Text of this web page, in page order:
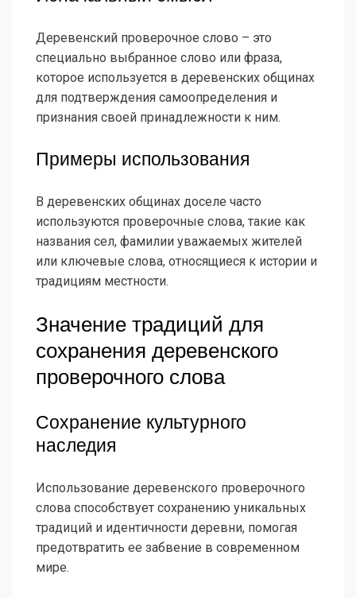
Деревенский проверочное слово – это
специально выбранное слово или фраза,
которое используется в деревенских общинах
для подтверждения самоопределения и
признания своей принадлежности к ним.
Примеры использования
В деревенских общинах доселе часто
используются проверочные слова, такие как
названия сел, фамилии уважаемых жителей
или ключевые слова, относящиеся к истории и
традициям местности.
Значение традиций для
сохранения деревенского
проверочного слова
Сохранение культурного
наследия
Использование деревенского проверочного
слова способствует сохранению уникальных
традиций и идентичности деревни, помогая
предотвратить ее забвение в современном
мире.